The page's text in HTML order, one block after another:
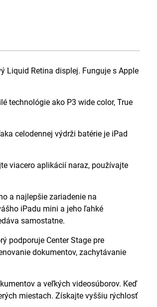
Liquid Retina displej. Funguje s Apple
technológie ako P3 wide color, True
celodennej výdrži batérie je iPad
viacero aplikácií naraz, používajte
a najlepšie zariadenie na
iPadu mini a jeho ľahké
samostatne.
podporuje Center Stage pre
dokumentov, zachytávanie
a veľkých videosúborov. Keď
miestach. Získajte vyššiu rýchlosť